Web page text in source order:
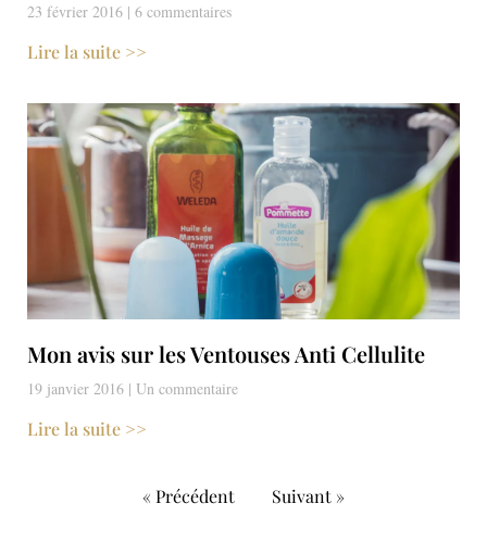
23 février 2016 6 commentaires
Lire la suite >>
Mon avis sur les Ventouses Anti Cellulite
19 janvier 2016 Un commentaire
Lire la suite >>
« Précédent Suivant »